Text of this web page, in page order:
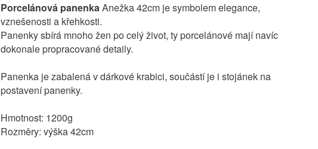
Porcelánová panenkaAnežka 42cm je symbolem elegance,
vznešenosti a křehkosti.
Panenky sbírá mnoho žen po celý život, ty porcelánové mají navíc
dokonale propracované detaily.
Panenka je zabalená v dárkové krabici, součástí je i stojánek na
postavení panenky.
Hmotnost: 1200g
Rozměry: výška 42cm